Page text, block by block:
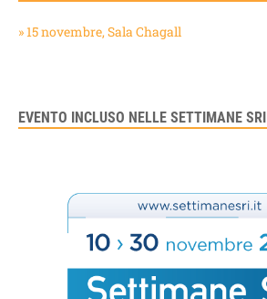
» 15 novembre, Sala Chagall
EVENTO INCLUSO NELLE SETTIMANE SRI